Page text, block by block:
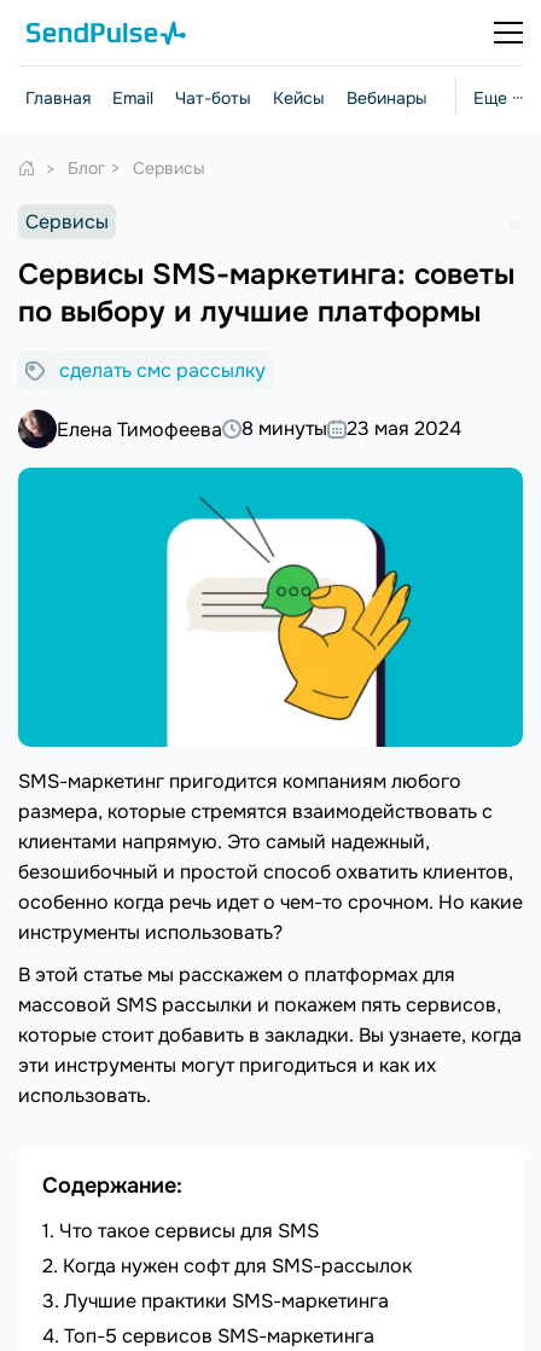
Еще ···
Главная Email Чат-боты Кейсы Вебинары Стратегии
Блог Сервисы
Сервисы
Сервисы SMS-маркетинга: советы
по выбору и лучшие платформы
сделать смс рассылку
Елена Тимофеева 8 минуты 23 мая 2024
SMS-маркетинг пригодится компаниям любого
размера, которые стремятся взаимодействовать с
клиентами напрямую. Это самый надежный,
безошибочный и простой способ охватить клиентов,
особенно когда речь идет о чем-то срочном. Но какие
инструменты использовать?
В этой статье мы расскажем о платформах для
массовой SMS рассылки и покажем пять сервисов,
которые стоит добавить в закладки. Вы узнаете, когда
эти инструменты могут пригодиться и как их
использовать.
Содержание:
Что такое сервисы для SMS
Когда нужен софт для SMS-рассылок
Лучшие практики SMS-маркетинга
Топ-5 сервисов SMS-маркетинга